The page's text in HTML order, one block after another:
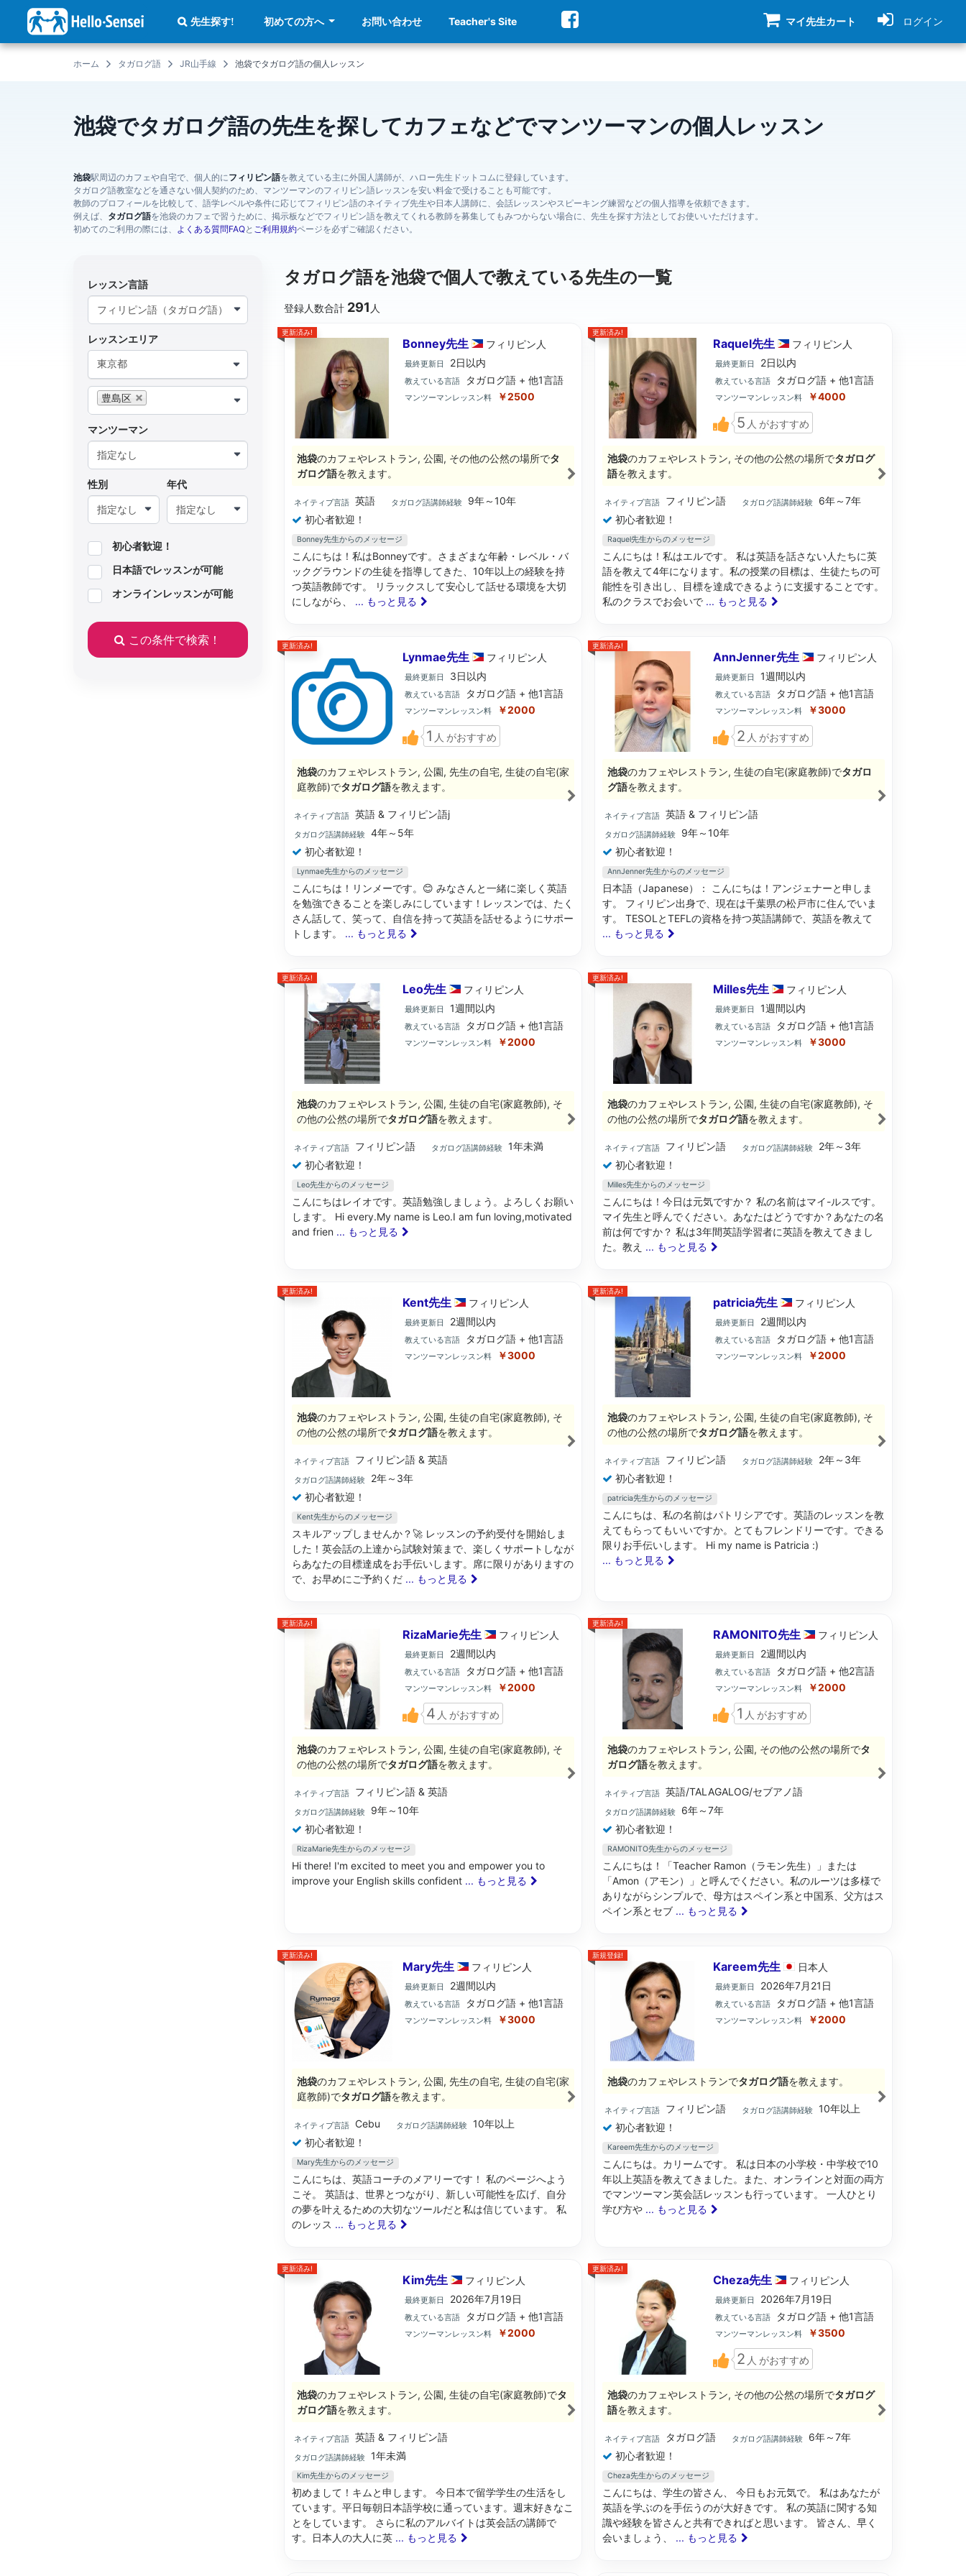
ン
先生探す! 初めての方へ お問い合わせ Teacher's Site マイ先生カート ログイン
ホーム タガログ語 JR山手線 池袋でタガログ語の個人レッスン
池袋でタガログ語の先生を探してカフェなどでマンツーマンの個人レッスン
池袋駅周辺のカフェや自宅で、個人的にフィリピン語を教えている主に外国人講師が、ハロー先生ドットコムに登録しています。
タガログ語教室などを通さない個人契約のため、マンツーマンのフィリピン語レッスンを安い料金で受けることも可能です。
教師のプロフィールを比較して、語学レベルや条件に応じてフィリピン語のネイティブ先生や日本人講師に、会話レッスンやスピーキング練習などの個人指導を依頼できます。
例えば、 タガログ語を池袋のカフェで習うために、掲示板などでフィリピン語を教えてくれる教師を募集してもみつからない場合に、先生を探す方法としてお使いいただけます。
初めてのご利用の際には、 よくある質問FAQと ご利用規約ページを必ずご確認ください。
レッスン言語
レッスンエリア
東京都
豊島区
マンツーマン
性別 年代
初心者歓迎！
日本語でレッスンが可能
オンラインレッスンが可能
この条件で検索！
タガログ語を池袋で個人で教えている先生の一覧
登録人数合計 291 人
更新済み!
Bonney先生 フィリピン 人
最終更新日 2日以内
教えている言語 タガログ語 + 他1言語
マンツーマンレッスン料 ￥2500
池袋のカフェやレストラン, 公園, その他の公然の場所でタ
ガログ語を教えます。
ネイティブ言語 英語 タガログ語講師経験
9年～10年
初心者歓迎！
Bonney先生からのメッセージ
こんにちは！私はBonneyです。さまざまな年齢・レベル・バ
ックグラウンドの生徒を指導してきた、10年以上の経験を持
つ英語教師です。 リラックスして安心して話せる環境を大切
にしながら、 ... もっと見る
更新済み!
Raquel先生 フィリピン 人
最終更新日 2日以内
教えている言語 タガログ語 + 他1言語
マンツーマンレッスン料 ￥4000
5 人 がおすすめ
池袋のカフェやレストラン, その他の公然の場所でタガログ
語を教えます。
ネイティブ言語 フィリピン語 タガログ語講師経験
6年～7年
初心者歓迎！
Raquel先生からのメッセージ
こんにちは！私はエルです。 私は英語を話さない人たちに英
語を教えて4年になります。私の授業の目標は、生徒たちの可
能性を引き出し、目標を達成できるように支援することです。
私のクラスでお会いで ... もっと見る
更新済み!
Lynmae先生 フィリピン 人
最終更新日 3日以内
教えている言語 タガログ語 + 他1言語
マンツーマンレッスン料 ￥2000
1 人 がおすすめ
池袋のカフェやレストラン, 公園, 先生の自宅, 生徒の自宅(家
庭教師)でタガログ語を教えます。
ネイティブ言語 英語 & フィリピン語j
タガログ語講師経験
4年～5年
初心者歓迎！
Lynmae先生からのメッセージ
こんにちは！リンメーです。😊 みなさんと一緒に楽しく英語
を勉強できることを楽しみにしています！レッスンでは、たく
さん話して、笑って、自信を持って英語を話せるようにサポー
トします。 ... もっと見る
更新済み!
AnnJenner先生 フィリピン 人
最終更新日 1週間以内
教えている言語 タガログ語 + 他1言語
マンツーマンレッスン料 ￥3000
2 人 がおすすめ
池袋のカフェやレストラン, 生徒の自宅(家庭教師)でタガロ
グ語を教えます。
ネイティブ言語 英語 & フィリピン語
タガログ語講師経験
9年～10年
初心者歓迎！
AnnJenner先生からのメッセージ
日本語（Japanese）： こんにちは！アンジェナーと申しま
す。 フィリピン出身で、現在は千葉県の松戸市に住んでいま
す。 TESOLとTEFLの資格を持つ英語講師で、英語を教えて
... もっと見る
更新済み!
Leo先生 フィリピン 人
最終更新日 1週間以内
教えている言語 タガログ語 + 他1言語
マンツーマンレッスン料 ￥2000
池袋のカフェやレストラン, 公園, 生徒の自宅(家庭教師), そ
の他の公然の場所でタガログ語を教えます。
ネイティブ言語 フィリピン語 タガログ語講師経験
1年未満
初心者歓迎！
Leo先生からのメッセージ
こんにちはレイオです。英語勉強しましょう。よろしくお願い
します。 Hi every.My name is Leo.I am fun loving,motivated
and frien ... もっと見る
更新済み!
Milles先生 フィリピン 人
最終更新日 1週間以内
教えている言語 タガログ語 + 他1言語
マンツーマンレッスン料 ￥3000
池袋のカフェやレストラン, 公園, 生徒の自宅(家庭教師), そ
の他の公然の場所でタガログ語を教えます。
ネイティブ言語 フィリピン語 タガログ語講師経験
2年～3年
初心者歓迎！
Milles先生からのメッセージ
こんにちは！今日は元気ですか？ 私の名前はマイ-ルスです。
マイ先生と呼んでください。あなたはどうですか？あなたの名
前は何ですか？ 私は3年間英語学習者に英語を教えてきまし
た。教え ... もっと見る
更新済み!
Kent先生 フィリピン 人
最終更新日 2週間以内
教えている言語 タガログ語 + 他1言語
マンツーマンレッスン料 ￥3000
池袋のカフェやレストラン, 公園, 生徒の自宅(家庭教師), そ
の他の公然の場所でタガログ語を教えます。
ネイティブ言語 フィリピン語 & 英語
タガログ語講師経験
2年～3年
初心者歓迎！
Kent先生からのメッセージ
スキルアップしませんか？🚀 レッスンの予約受付を開始しま
した！英会話の上達から試験対策まで、楽しくサポートしなが
らあなたの目標達成をお手伝いします。席に限りがありますの
で、お早めにご予約くだ ... もっと見る
更新済み!
patricia先生 フィリピン 人
最終更新日 2週間以内
教えている言語 タガログ語 + 他1言語
マンツーマンレッスン料 ￥2000
池袋のカフェやレストラン, 公園, 生徒の自宅(家庭教師), そ
の他の公然の場所でタガログ語を教えます。
ネイティブ言語 フィリピン語 タガログ語講師経験
2年～3年
初心者歓迎！
patricia先生からのメッセージ
こんにちは、私の名前はパトリシアです。英語のレッスンを教
えてもらってもいいですか。とてもフレンドリーです。できる
限りお手伝いします。 Hi my name is Patricia :)
... もっと見る
更新済み!
RizaMarie先生 フィリピン 人
最終更新日 2週間以内
教えている言語 タガログ語 + 他1言語
マンツーマンレッスン料 ￥2000
4 人 がおすすめ
池袋のカフェやレストラン, 公園, 生徒の自宅(家庭教師), そ
の他の公然の場所でタガログ語を教えます。
ネイティブ言語 フィリピン語 & 英語
タガログ語講師経験
9年～10年
初心者歓迎！
RizaMarie先生からのメッセージ
Hi there! I'm excited to meet you and empower you to
improve your English skills confident ... もっと見る
更新済み!
RAMONITO先生 フィリピン 人
最終更新日 2週間以内
教えている言語 タガログ語 + 他2言語
マンツーマンレッスン料 ￥2000
1 人 がおすすめ
池袋のカフェやレストラン, 公園, その他の公然の場所でタ
ガログ語を教えます。
ネイティブ言語 英語/TALAGALOG/セブアノ語
タガログ語講師経験
6年～7年
初心者歓迎！
RAMONITO先生からのメッセージ
こんにちは！「Teacher Ramon（ラモン先生）」または
「Amon（アモン）」と呼んでください。私のルーツは多様で
ありながらシンプルで、母方はスペイン系と中国系、父方はス
ペイン系とセブ ... もっと見る
更新済み!
Mary先生 フィリピン 人
最終更新日 2週間以内
教えている言語 タガログ語 + 他1言語
マンツーマンレッスン料 ￥3000
池袋のカフェやレストラン, 公園, 先生の自宅, 生徒の自宅(家
庭教師)でタガログ語を教えます。
ネイティブ言語 Cebu タガログ語講師経験
10年以上
初心者歓迎！
Mary先生からのメッセージ
こんにちは、英語コーチのメアリーです！ 私のページへよう
こそ。 英語は、世界とつながり、新しい可能性を広げ、自分
の夢を叶えるための大切なツールだと私は信じています。 私
のレッス ... もっと見る
新規登録!
Kareem先生 日本 人
最終更新日 2026年7月21日
教えている言語 タガログ語 + 他1言語
マンツーマンレッスン料 ￥2000
池袋のカフェやレストランでタガログ語を教えます。
ネイティブ言語 フィリピン語 タガログ語講師経験
10年以上
初心者歓迎！
Kareem先生からのメッセージ
こんにちは。カリームです。 私は日本の小学校・中学校で10
年以上英語を教えてきました。また、オンラインと対面の両方
でマンツーマン英会話レッスンも行っています。 一人ひとり
学び方や ... もっと見る
更新済み!
Kim先生 フィリピン 人
最終更新日 2026年7月19日
教えている言語 タガログ語 + 他1言語
マンツーマンレッスン料 ￥2000
池袋のカフェやレストラン, 公園, 生徒の自宅(家庭教師)でタ
ガログ語を教えます。
ネイティブ言語 英語 & フィリピン語
タガログ語講師経験 1年未満
Kim先生からのメッセージ
初めまして！キムと申します。 今日本で留学学生の生活をし
ています。平日毎朝日本語学校に通っています。週末好きなこ
とをしています。 さらに私のアルバイトは英会話の講師で
す。日本人の大人に英 ... もっと見る
更新済み!
Cheza先生 フィリピン 人
最終更新日 2026年7月19日
教えている言語 タガログ語 + 他1言語
マンツーマンレッスン料 ￥3500
2 人 がおすすめ
池袋のカフェやレストラン, その他の公然の場所でタガログ
語を教えます。
ネイティブ言語 タガログ語 タガログ語講師経験
6年～7年
初心者歓迎！
Cheza先生からのメッセージ
こんにちは、学生の皆さん、 今日もお元気で。 私はあなたが
英語を学ぶのを手伝うのが大好きです。 私の英語に関する知
識や経験を皆さんと共有できればと思います。 皆さん、早く
会いましょう、 ... もっと見る